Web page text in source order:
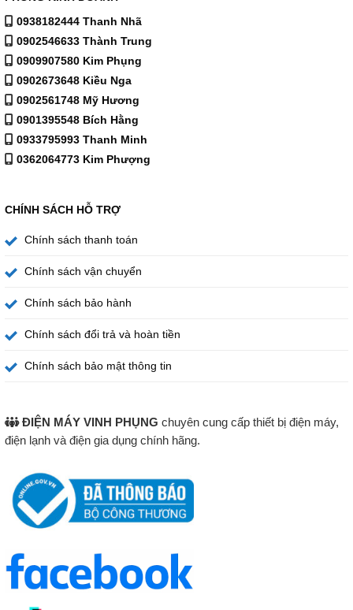
với người dùng cùng kho ứng dụng đa dạng cho bạn thỏa
sức tận hưởng nhiều chương trình yêu thích bằng tài
0938182444 Thanh Nhã
0902546633 Thành Trung
0909907580 Kim Phụng
0902673648 Kiều Nga
0902561748 Mỹ Hương
0901395548 Bích Hằng
0933795993 Thanh Minh
0362064773 Kim Phượng
CHÍNH SÁCH HỖ TRỢ
Chính sách thanh toán
Chính sách vận chuyển
Chính sách bảo hành
Chính sách đổi trả và hoàn tiền
Chính sách bảo mật thông tin
ĐIỆN MÁY VINH PHỤNG chuyên cung cấp thiết bị điện máy,
điện lạnh và điện gia dụng chính hãng.